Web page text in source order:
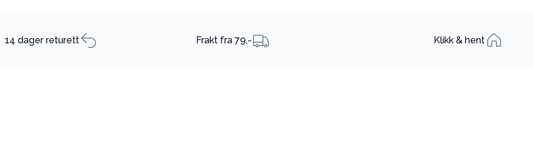
14 dager returett Frakt fra 79,- Klikk & hent